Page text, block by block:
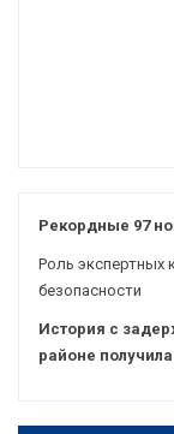
Рекордные 97
Роль экспертных
безопасности
История с
районе